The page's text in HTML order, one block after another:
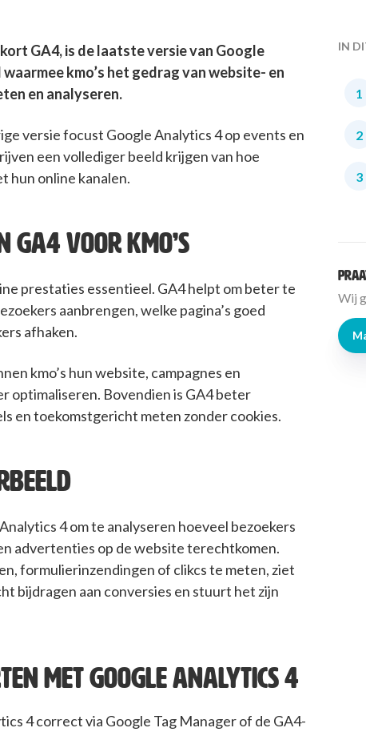
GA4, is de laatste versie van Google
kmo’s het gedrag van website- en
en analyseren.
versie focust Google Analytics 4 op events en
een vollediger beeld krijgen van hoe
hun online kanalen.
GA4 VOOR KMO’S
prestaties essentieel. GA4 helpt om beter te
aanbrengen, welke pagina’s goed
afhaken.
kmo’s hun website, campagnes en
optimaliseren. Bovendien is GA4 beter
en toekomstgericht meten zonder cookies.
4 om te analyseren hoeveel bezoekers
advertenties op de website terechtkomen.
formulierinzendingen of clikcs te meten, ziet
bijdragen aan conversies en stuurt het zijn
MET GOOGLE ANALYTICS 4
4 correct via Google Tag Manager of de GA4-
IN
1
2
3
Wij